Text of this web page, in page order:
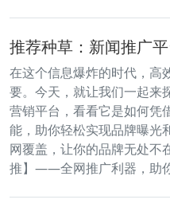
推荐种草：新闻推广
在这个信息爆炸的时代，高
要。今天，就让我们一起来
营销平台，看看它是如何凭
能，助你轻松实现品牌曝光
网覆盖，让你的品牌无处不
推】——全网推广利器，助